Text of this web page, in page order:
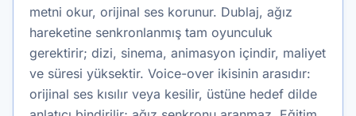
metni okur, orijinal ses korunur. Dublaj, ağız
hareketine senkronlanmış tam oyunculuk
gerektirir; dizi, sinema, animasyon içindir, maliyet
ve süresi yüksektir. Voice-over ikisinin arasıdır:
orijinal ses kısılır veya kesilir, üstüne hedef dilde